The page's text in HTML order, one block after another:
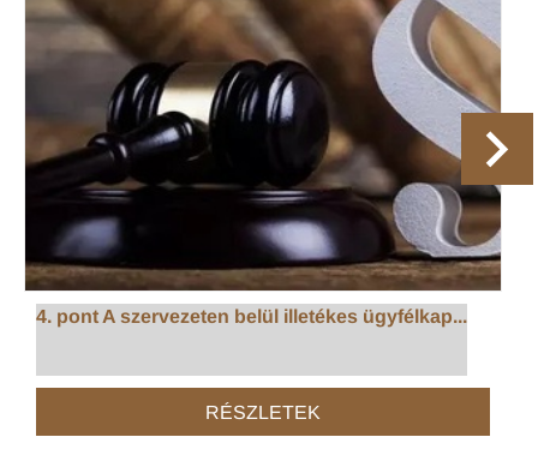
4. pont A szervezeten belül illetékes ügyfélkap...
RÉSZLETEK